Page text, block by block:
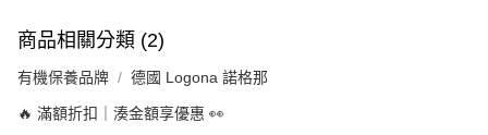
商品相關分類 (2)
有機保養品牌 德國 Logona 諾格那
🔥 滿額折扣｜湊金額享優惠 👀